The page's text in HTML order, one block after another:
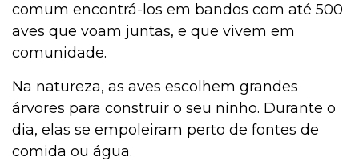
comum encontrá-los em bandos com até 500
aves que voam juntas, e que vivem em
comunidade.
Na natureza, as aves escolhem grandes
árvores para construir o seu ninho. Durante o
dia, elas se empoleiram perto de fontes de
comida ou água.